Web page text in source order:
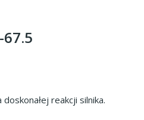
67.5
reakcji silnika.